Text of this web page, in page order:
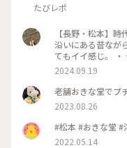
たびレポ
【長野・松本】
沿いにある昔なが
てもイイ感じ。 ・
た。 真ん中にオム
います。 チキン
との相性👍ハヤシ
も美味しかった
んですが、私も誰
松本市 #松本市ラ
イス #松本城周辺
2024.09.19
老舗おきな堂でプ
2023.08.26
#松本 #おきな堂 #
2022.05.14